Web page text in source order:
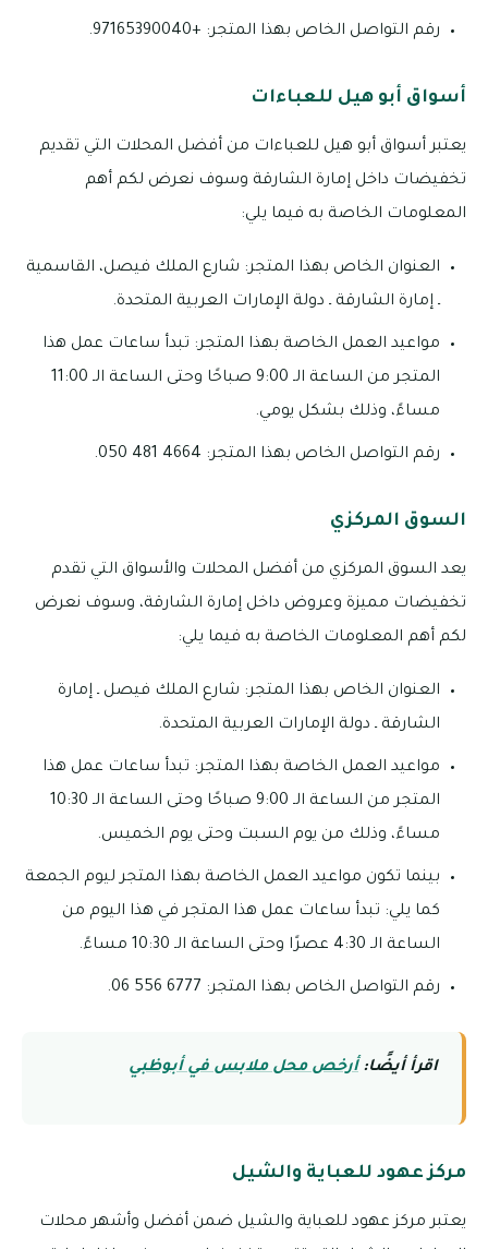
رقم التواصل الخاص بهذا المتجر: +97165390040.
أسواق أبو هيل للعباءات
يعتبر أسواق أبو هيل للعباءات من أفضل المحلات التي تقديم
تخفيضات داخل إمارة الشارقة وسوف نعرض لكم أهم
المعلومات الخاصة به فيما يلي:
العنوان الخاص بهذا المتجر: شارع الملك فيصل، القاسمية
ـ إمارة الشارقة ـ دولة الإمارات العربية المتحدة.
مواعيد العمل الخاصة بهذا المتجر: تبدأ ساعات عمل هذا
المتجر من الساعة الـ 9:00 صباحًا وحتى الساعة الـ 11:00
مساءً، وذلك بشكل يومي.
رقم التواصل الخاص بهذا المتجر: 4664 481 050.
السوق المركزي
يعد السوق المركزي من أفضل المحلات والأسواق التي تقدم
تخفيضات مميزة وعروض داخل إمارة الشارقة، وسوف نعرض
لكم أهم المعلومات الخاصة به فيما يلي:
العنوان الخاص بهذا المتجر: شارع الملك فيصل ـ إمارة
الشارقة ـ دولة الإمارات العربية المتحدة.
مواعيد العمل الخاصة بهذا المتجر: تبدأ ساعات عمل هذا
المتجر من الساعة الـ 9:00 صباحًا وحتى الساعة الـ 10:30
مساءً، وذلك من يوم السبت وحتى يوم الخميس.
بينما تكون مواعيد العمل الخاصة بهذا المتجر ليوم الجمعة
كما يلي: تبدأ ساعات عمل هذا المتجر في هذا اليوم من
الساعة الـ 4:30 عصرًا وحتى الساعة الـ 10:30 مساءً.
رقم التواصل الخاص بهذا المتجر: 6777 556 06.
اقرأ أيضًا:أرخص محل ملابس في أبوظبي
مركز عهود للعباية والشيل
يعتبر مركز عهود للعباية والشيل ضمن أفضل وأشهر محلات